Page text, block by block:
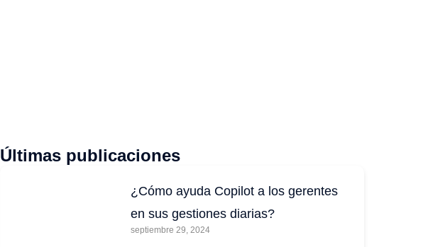
Últimas publicaciones
¿Cómo ayuda Copilot a los gerentes
en sus gestiones diarias?
septiembre 29, 2024